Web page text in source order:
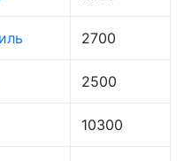
2700
2500
10300